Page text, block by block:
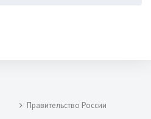
Правительство России